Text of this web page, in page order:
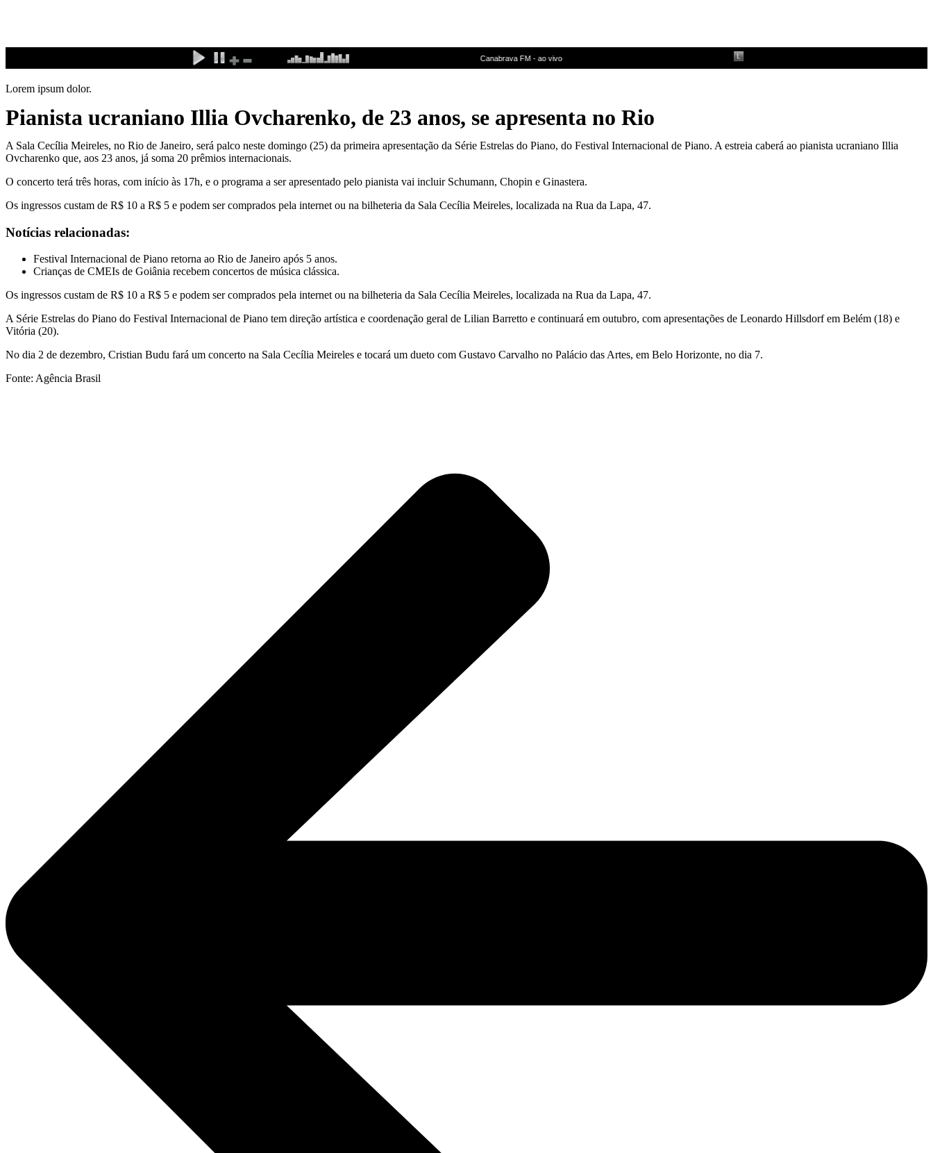
conteúdo
Lorem ipsum dolor.
Pianista ucraniano Illia Ovcharenko, de 23 anos, se apresenta no Rio
A Sala Cecília Meireles, no Rio de Janeiro, será palco neste domingo (25) da primeira apresentação da Série Estrelas do Piano, do Festival Internacional de Piano. A estreia caberá ao pianista ucraniano Illia
Ovcharenko que, aos 23 anos, já soma 20 prêmios internacionais.
O concerto terá três horas, com início às 17h, e o programa a ser apresentado pelo pianista vai incluir Schumann, Chopin e Ginastera.
Os ingressos custam de R$ 10 a R$ 5 e podem ser comprados pela internet ou na bilheteria da Sala Cecília Meireles, localizada na Rua da Lapa, 47.
Notícias relacionadas:
Festival Internacional de Piano retorna ao Rio de Janeiro após 5 anos.
Crianças de CMEIs de Goiânia recebem concertos de música clássica.
Os ingressos custam de R$ 10 a R$ 5 e podem ser comprados pela internet ou na bilheteria da Sala Cecília Meireles, localizada na Rua da Lapa, 47.
A Série Estrelas do Piano do Festival Internacional de Piano tem direção artística e coordenação geral de Lilian Barretto e continuará em outubro, com apresentações de Leonardo Hillsdorf em Belém (18) e
Vitória (20).
No dia 2 de dezembro, Cristian Budu fará um concerto na Sala Cecília Meireles e tocará um dueto com Gustavo Carvalho no Palácio das Artes, em Belo Horizonte, no dia 7.
Fonte: Agência Brasil